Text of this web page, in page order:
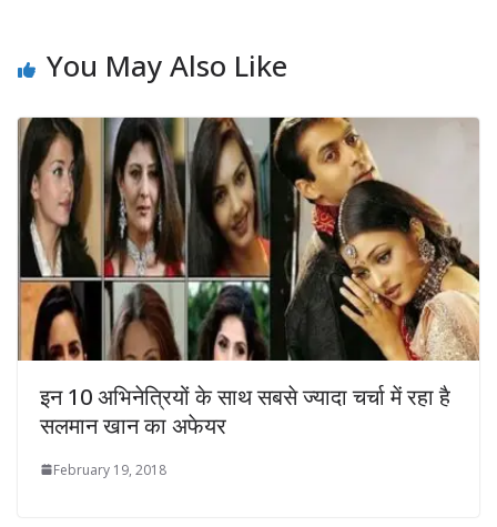
You May Also Like
इन 10 अभिनेत्रियों के साथ सबसे ज्‍यादा चर्चा में रहा है
सलमान खान का अफेयर
February 19, 2018